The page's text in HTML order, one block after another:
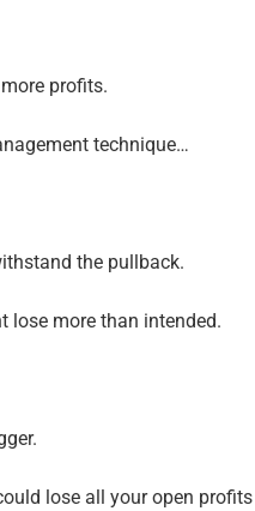
profits.
technique…
the pullback.
lose more than intended.
lose all your open profits